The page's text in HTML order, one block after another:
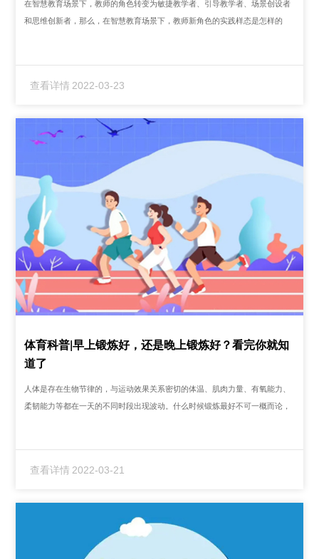
在智慧教育场景下，教师的角色转变为敏捷教学者、引导教学者、场景创设者
和思维创新者，那么，在智慧教育场景下，教师新角色的实践样态是怎样的
查看详情 2022-03-23
体育科普|早上锻炼好，还是晚上锻炼好？看完你就知
道了
人体是存在生物节律的，与运动效果关系密切的体温、肌肉力量、有氧能力、
柔韧能力等都在一天的不同时段出现波动。什么时候锻炼最好不可一概而论，
查看详情 2022-03-21